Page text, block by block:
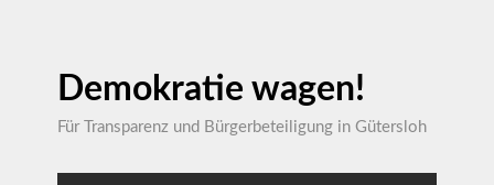
Demokratie wagen!
Für Transparenz und Bürgerbeteiligung in Gütersloh